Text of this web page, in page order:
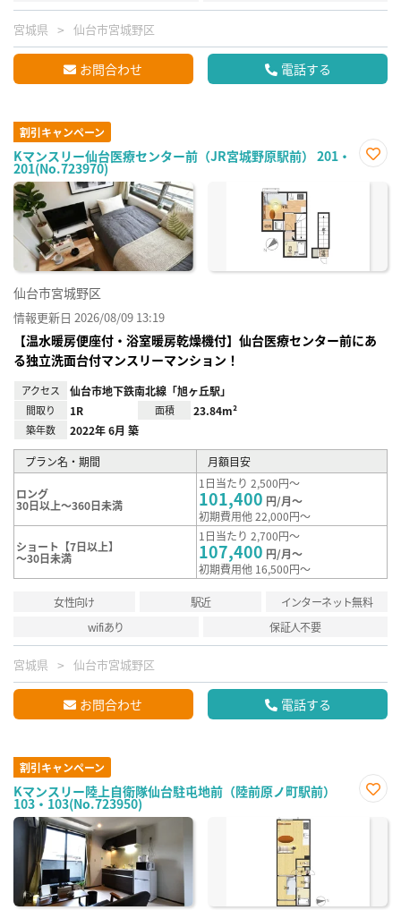
宮城県 仙台市宮城野区
お問合わせ 電話する
割引キャンペーン
Kマンスリー仙台医療センター前（JR宮城野原駅前） 201・
201(No.723970)
に入
仙台市宮城野区
情報更新日 2026/08/09 13:19
【温水暖房便座付・浴室暖房乾燥機付】仙台医療センター前にあ
る独立洗面台付マンスリーマンション！
アクセス 仙台市地下鉄南北線「旭ヶ丘駅」
間取り 1R 面積 23.84m²
築年数 2022年 6月 築
プラン名・期間 月額目安
ロング
30日以上～360日未満
1日当たり 2,500円～
101,400 円/月～
初期費用他 22,000円～
ショート【7日以上】
～30日未満
1日当たり 2,700円～
107,400 円/月～
初期費用他 16,500円～
女性向け 駅近
インターネット無料
wifiあり
保証人不要
宮城県 仙台市宮城野区
お問合わせ 電話する
割引キャンペーン
Kマンスリー陸上自衛隊仙台駐屯地前（陸前原ノ町駅前）
103・103(No.723950)
に入